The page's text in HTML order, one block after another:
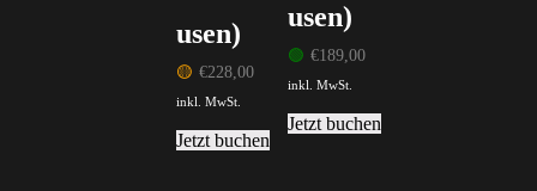
usen)
🟡 €228,00
inkl. MwSt.
Jetzt buchen
usen)
🟢 €189,00
inkl. MwSt.
Jetzt buchen